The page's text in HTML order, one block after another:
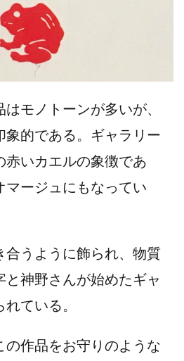
モノトーンが多いが、
象的である。ギャラリー
赤いカエルの象徴であ
マージュにもなってい
うように飾られ、物質
と神野さんが始めたギャ
ている。
作品をお守りのような